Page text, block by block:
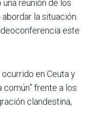
reunión de los
la situación.
este
en Ceuta y
común” frente a los
clandestina,